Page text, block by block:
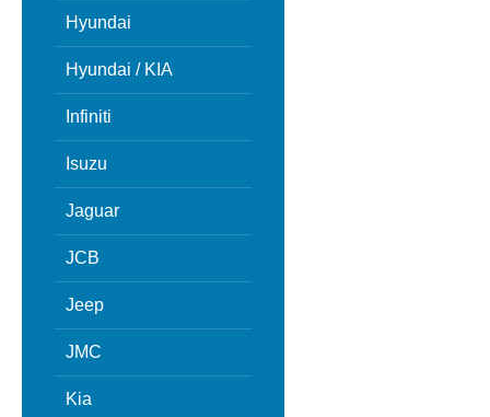
Hyundai
Hyundai / KIA
Infiniti
Isuzu
Jaguar
JCB
Jeep
JMC
Kia